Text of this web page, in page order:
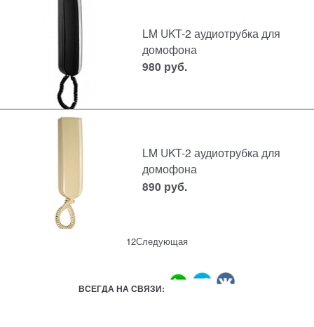
LM UKT-2 аудиотрубка для
домофона
980 руб.
LM UKT-2 аудиотрубка для
домофона
890 руб.
12Следующая
ВСЕГДА НА СВЯЗИ: